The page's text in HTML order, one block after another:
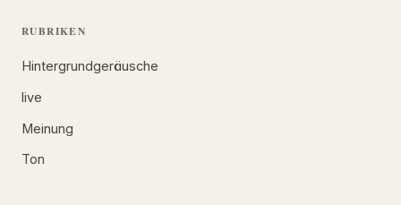
RUBRIKEN
Hintergrundgeräusche
live
Meinung
Ton